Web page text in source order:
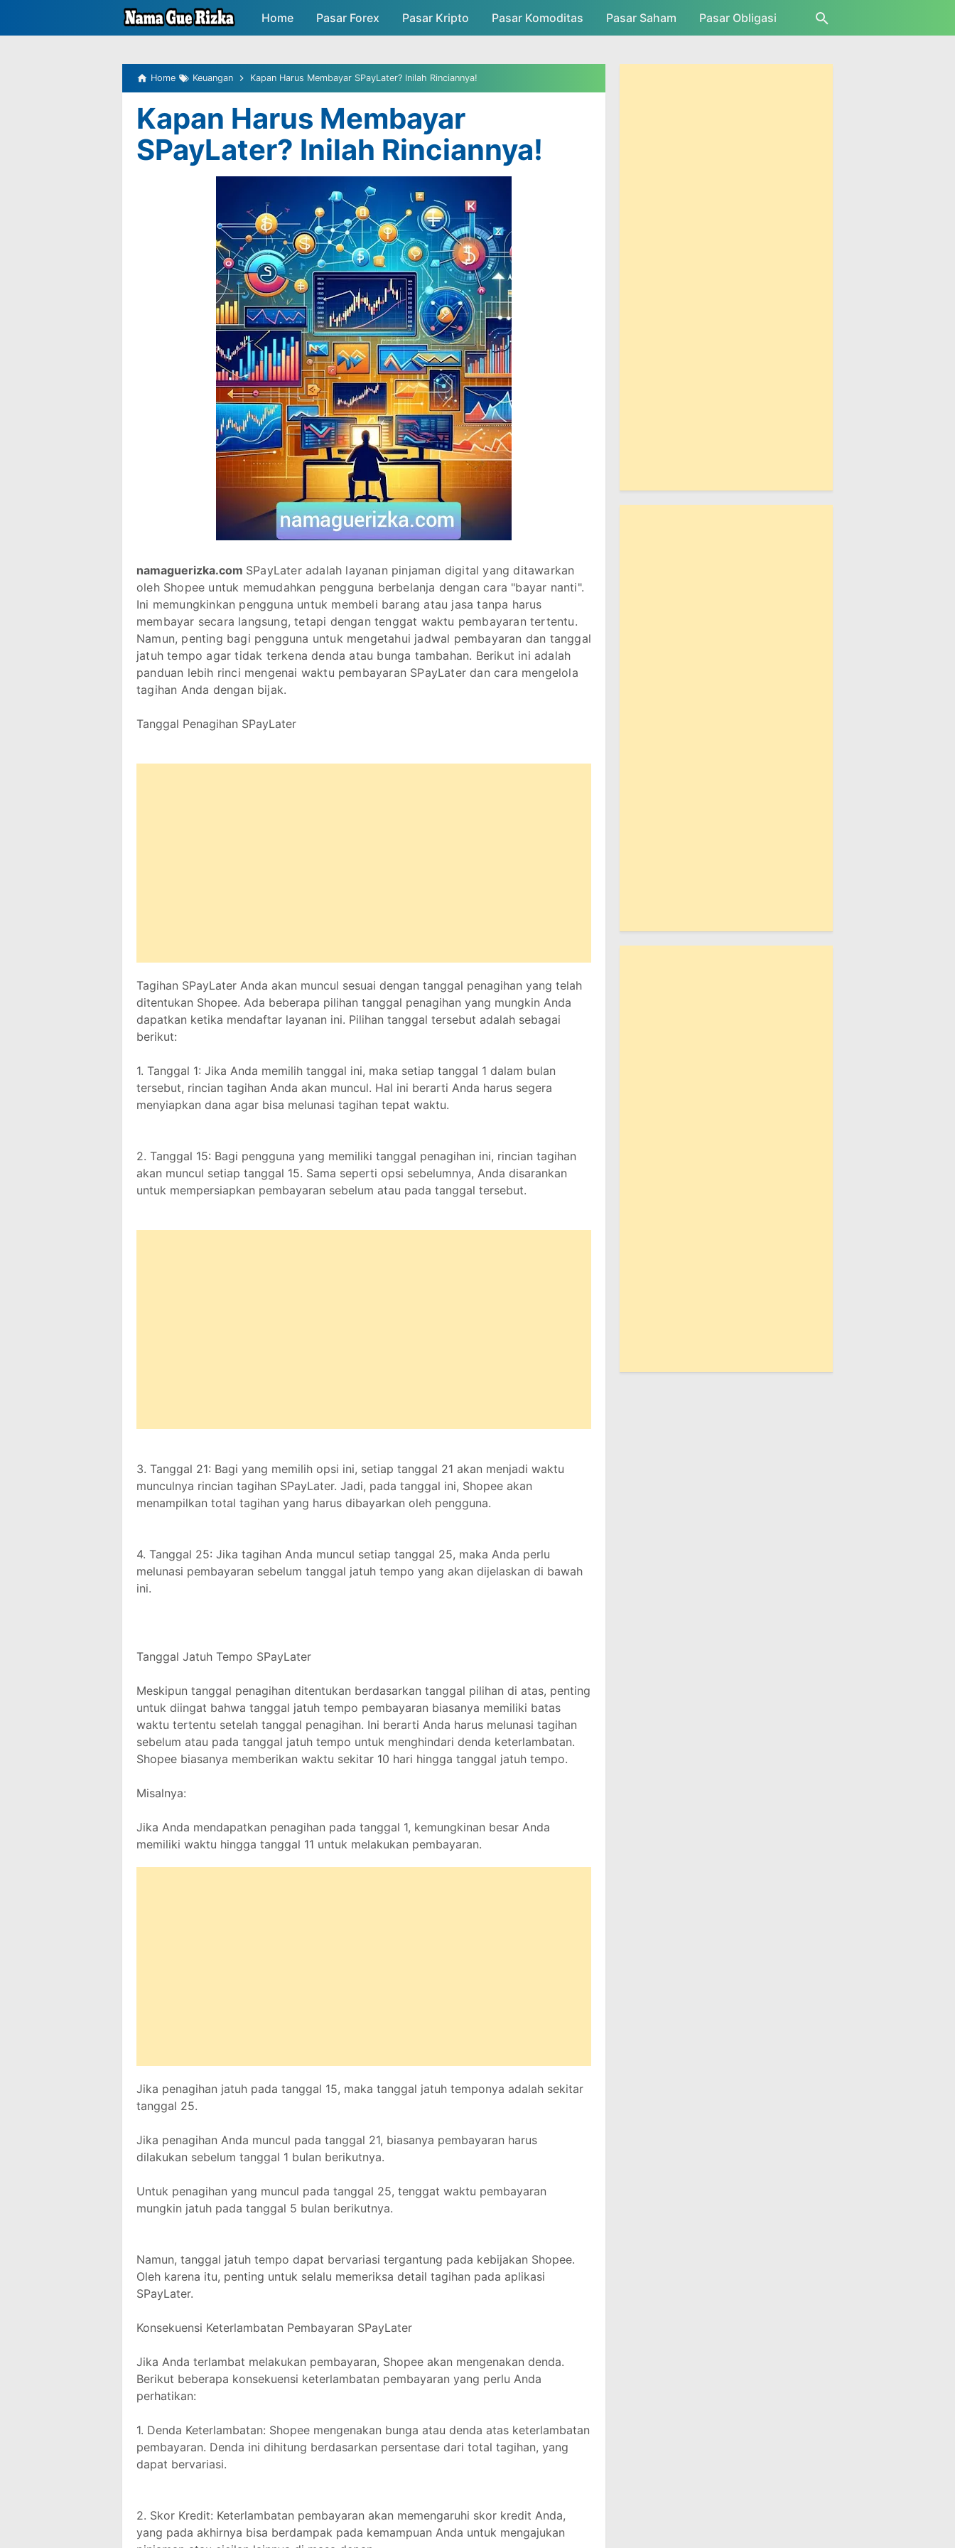
Skip to main content
Home Pasar Forex Pasar Kripto Pasar Komoditas Pasar Saham Pasar Obligasi
Home Keuangan Kapan Harus Membayar SPayLater? Inilah Rinciannya!
Kapan Harus Membayar
SPayLater? Inilah Rinciannya!
namaguerizka.com SPayLater adalah layanan pinjaman digital yang ditawarkan
oleh Shopee untuk memudahkan pengguna berbelanja dengan cara "bayar nanti".
Ini memungkinkan pengguna untuk membeli barang atau jasa tanpa harus
membayar secara langsung, tetapi dengan tenggat waktu pembayaran tertentu.
Namun, penting bagi pengguna untuk mengetahui jadwal pembayaran dan tanggal
jatuh tempo agar tidak terkena denda atau bunga tambahan. Berikut ini adalah
panduan lebih rinci mengenai waktu pembayaran SPayLater dan cara mengelola
tagihan Anda dengan bijak.
Tanggal Penagihan SPayLater
Tagihan SPayLater Anda akan muncul sesuai dengan tanggal penagihan yang telah
ditentukan Shopee. Ada beberapa pilihan tanggal penagihan yang mungkin Anda
dapatkan ketika mendaftar layanan ini. Pilihan tanggal tersebut adalah sebagai
berikut:
1. Tanggal 1: Jika Anda memilih tanggal ini, maka setiap tanggal 1 dalam bulan
tersebut, rincian tagihan Anda akan muncul. Hal ini berarti Anda harus segera
menyiapkan dana agar bisa melunasi tagihan tepat waktu.
2. Tanggal 15: Bagi pengguna yang memiliki tanggal penagihan ini, rincian tagihan
akan muncul setiap tanggal 15. Sama seperti opsi sebelumnya, Anda disarankan
untuk mempersiapkan pembayaran sebelum atau pada tanggal tersebut.
3. Tanggal 21: Bagi yang memilih opsi ini, setiap tanggal 21 akan menjadi waktu
munculnya rincian tagihan SPayLater. Jadi, pada tanggal ini, Shopee akan
menampilkan total tagihan yang harus dibayarkan oleh pengguna.
4. Tanggal 25: Jika tagihan Anda muncul setiap tanggal 25, maka Anda perlu
melunasi pembayaran sebelum tanggal jatuh tempo yang akan dijelaskan di bawah
ini.
Tanggal Jatuh Tempo SPayLater
Meskipun tanggal penagihan ditentukan berdasarkan tanggal pilihan di atas, penting
untuk diingat bahwa tanggal jatuh tempo pembayaran biasanya memiliki batas
waktu tertentu setelah tanggal penagihan. Ini berarti Anda harus melunasi tagihan
sebelum atau pada tanggal jatuh tempo untuk menghindari denda keterlambatan.
Shopee biasanya memberikan waktu sekitar 10 hari hingga tanggal jatuh tempo.
Misalnya:
Jika Anda mendapatkan penagihan pada tanggal 1, kemungkinan besar Anda
memiliki waktu hingga tanggal 11 untuk melakukan pembayaran.
Jika penagihan jatuh pada tanggal 15, maka tanggal jatuh temponya adalah sekitar
tanggal 25.
Jika penagihan Anda muncul pada tanggal 21, biasanya pembayaran harus
dilakukan sebelum tanggal 1 bulan berikutnya.
Untuk penagihan yang muncul pada tanggal 25, tenggat waktu pembayaran
mungkin jatuh pada tanggal 5 bulan berikutnya.
Namun, tanggal jatuh tempo dapat bervariasi tergantung pada kebijakan Shopee.
Oleh karena itu, penting untuk selalu memeriksa detail tagihan pada aplikasi
SPayLater.
Konsekuensi Keterlambatan Pembayaran SPayLater
Jika Anda terlambat melakukan pembayaran, Shopee akan mengenakan denda.
Berikut beberapa konsekuensi keterlambatan pembayaran yang perlu Anda
perhatikan:
1. Denda Keterlambatan: Shopee mengenakan bunga atau denda atas keterlambatan
pembayaran. Denda ini dihitung berdasarkan persentase dari total tagihan, yang
dapat bervariasi.
2. Skor Kredit: Keterlambatan pembayaran akan memengaruhi skor kredit Anda,
yang pada akhirnya bisa berdampak pada kemampuan Anda untuk mengajukan